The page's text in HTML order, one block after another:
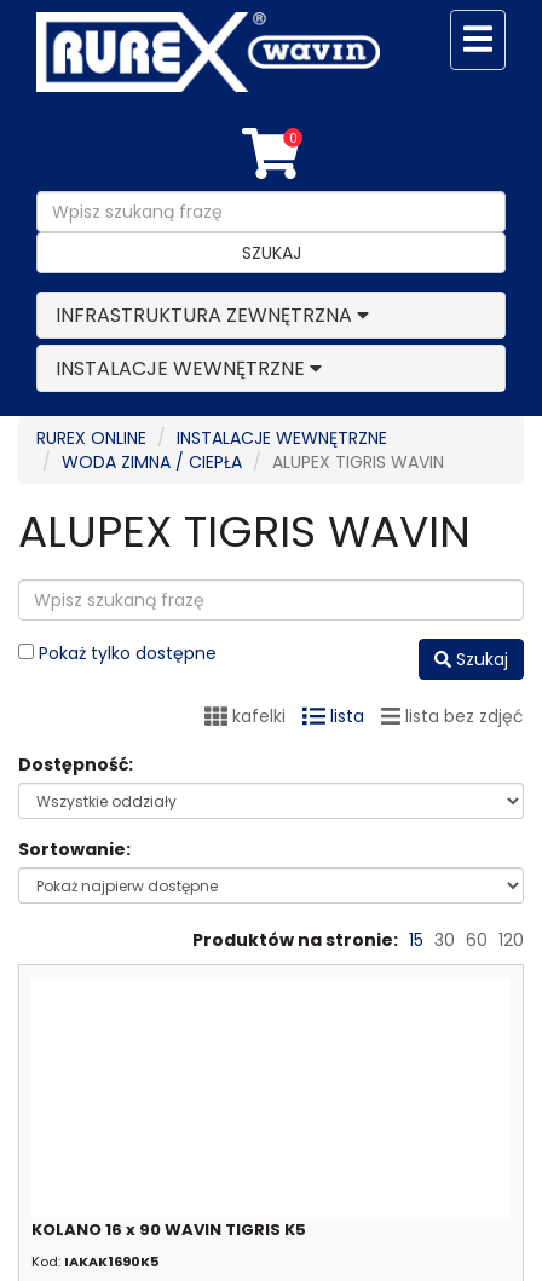
0
SZUKAJ
INFRASTRUKTURA ZEWNĘTRZNA
INSTALACJE WEWNĘTRZNE
RUREX ONLINE
INSTALACJE WEWNĘTRZNE
WODA ZIMNA / CIEPŁA
ALUPEX TIGRIS WAVIN
ALUPEX TIGRIS WAVIN
Pokaż tylko dostępne Szukaj
kafelki lista
lista bez zdjęć
Dostępność:
Sortowanie:
Produktów na stronie: 15 30 60 120
KOLANO 16 x 90 WAVIN TIGRIS K5
Kod: IAKAK1690K5